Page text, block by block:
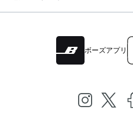
ボーズアプリ